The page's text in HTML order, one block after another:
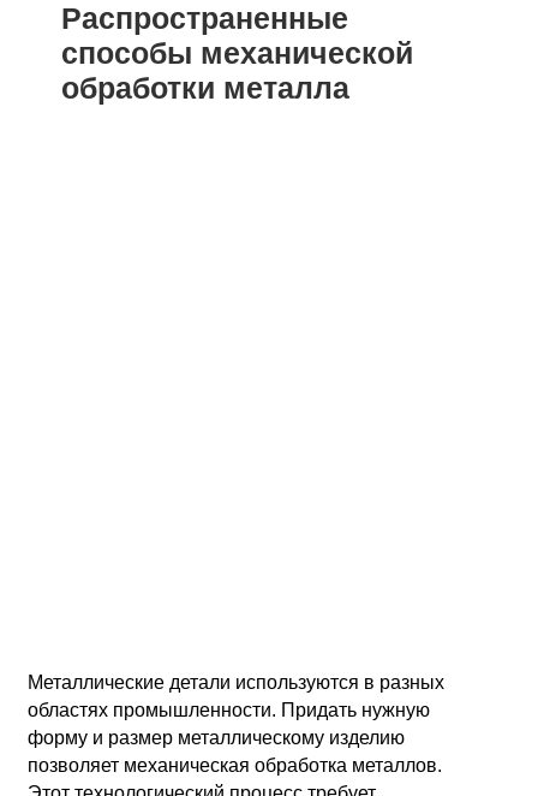
Распространенные
способы механической
обработки металла
Металлические детали используются в разных
областях промышленности. Придать нужную
форму и размер металлическому изделию
позволяет механическая обработка металлов.